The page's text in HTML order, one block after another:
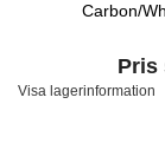
Carbon/
Pris
Visa lagerinformation